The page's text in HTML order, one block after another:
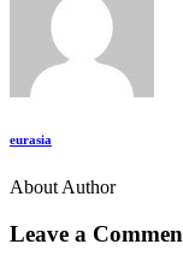
eurasia
About Author
Leave a